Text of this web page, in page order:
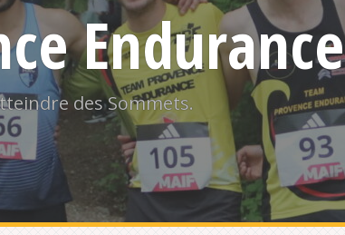
Endurance
des Sommets.